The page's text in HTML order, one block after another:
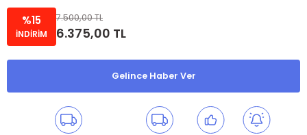
%15
İNDİRİM
7.500,00 TL
6.375,00 TL
Gelince Haber Ver